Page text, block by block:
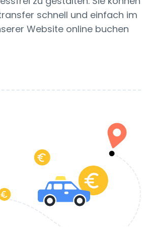
schnell und einfach im
Website online buchen